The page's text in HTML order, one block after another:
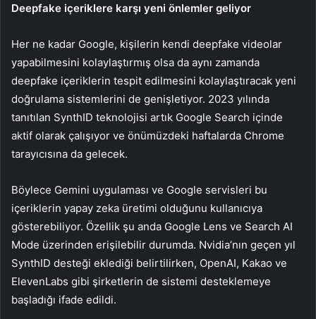
Deepfake içeriklere karşı yeni önlemler geliyor
Her ne kadar Google, kişilerin kendi deepfake videolar
yapabilmesini kolaylaştırmış olsa da aynı zamanda
deepfake içeriklerin tespit edilmesini kolaylaştıracak yeni
doğrulama sistemlerini de genişletiyor. 2023 yılında
tanıtılan SynthID teknolojisi artık Google Search içinde
aktif olarak çalışıyor ve önümüzdeki haftalarda Chrome
tarayıcısına da gelecek.
Böylece Gemini uygulaması ve Google servisleri bu
içeriklerin yapay zeka üretimi olduğunu kullanıcıya
gösterebiliyor. Özellik şu anda Google Lens ve Search AI
Mode üzerinden erişilebilir durumda. Nvidia’nın geçen yıl
SynthID desteği eklediği belirtilirken, OpenAI, Kakao ve
ElevenLabs gibi şirketlerin de sistemi desteklemeye
başladığı ifade edildi.